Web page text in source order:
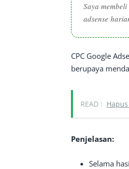
Saya
adsense
CPC Google
berupaya
READ :
Penjelasan:
Selama